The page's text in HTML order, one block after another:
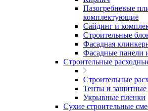
Пазогребневые
комплектующие
Сайдинг и
Строительные
Фасадная
Фасадные панели
Строительные
Строительные
Тенты и защитные
Укрывные пленки
Сухие строительные